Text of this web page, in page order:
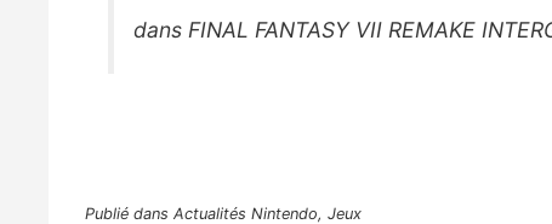
dans FINAL FANTASY VII REMAKE
Publié dans Actualités Nintendo, Jeux